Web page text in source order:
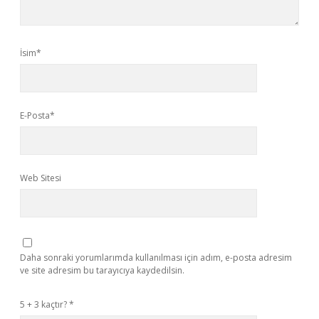
İsim*
E-Posta*
Web Sitesi
Daha sonraki yorumlarımda kullanılması için adım, e-posta adresim
ve site adresim bu tarayıcıya kaydedilsin.
5 + 3 kaçtır?*